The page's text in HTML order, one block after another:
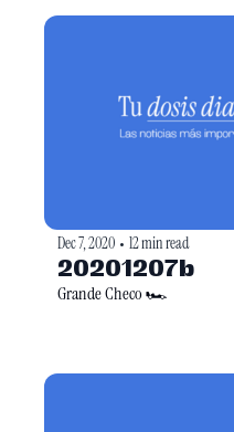
Dec 7, 2020 • 12 min read
20201207b
Grande Checo 🏎